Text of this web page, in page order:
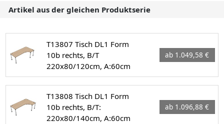
Artikel aus der gleichen Produktserie
T13807 Tisch DL1 Form
10b rechts, B/T
220x80/120cm, A:60cm
ab 1.049,58 €
T13808 Tisch DL1 Form
10b rechts, B/T:
220x80/140cm, A:60cm
ab 1.096,88 €